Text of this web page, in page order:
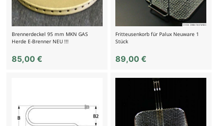
Brennerdeckel 95 mm MKN GAS
Herde E-Brenner NEU !!!
85,00 €
Fritteusenkorb für Palux Neuware 1
Stück
89,00€